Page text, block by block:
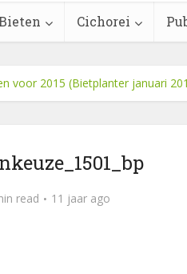
Cichorei
voor 2015 (Bietplanter januari
read 11 jaar ago